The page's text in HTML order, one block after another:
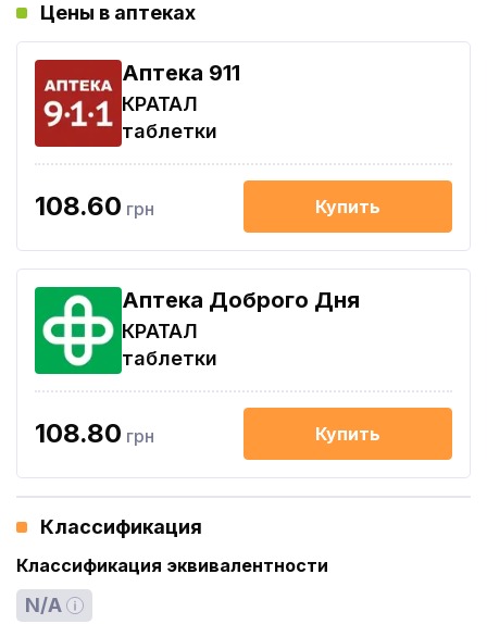
Цены в аптеках
Aптека 911
КРАТАЛ
таблетки
108.60 грн Купить
Аптека Доброго Дня
КРАТАЛ
таблетки
108.80 грн Купить
Классификация
Классификация эквивалентности
N/A